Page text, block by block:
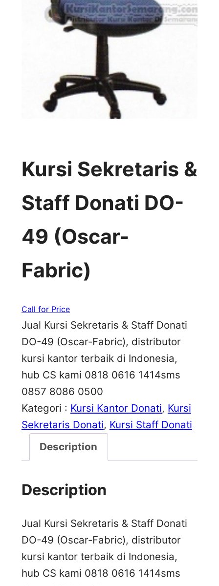
Kursi Sekretaris &
Staff Donati DO-
49 (Oscar-
Fabric)
Call for Price
Jual Kursi Sekretaris & Staff Donati
DO-49 (Oscar-Fabric), distributor
kursi kantor terbaik di Indonesia,
hub CS kami 0818 0616 1414sms
0857 8086 0500
Kategori : Kursi Kantor Donati, Kursi
Sekretaris Donati, Kursi Staff Donati
Description
Description
Jual Kursi Sekretaris & Staff Donati
DO-49 (Oscar-Fabric), distributor
kursi kantor terbaik di Indonesia,
hub CS kami 0818 0616 1414sms